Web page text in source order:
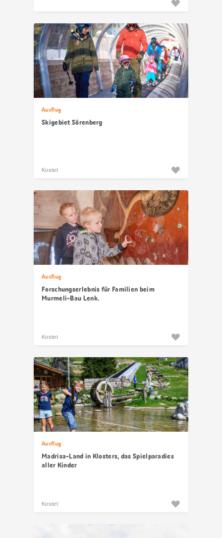
Ausflug
Skigebiet Sörenberg
Kostet
Ausflug
Forschungserlebnis für Familien beim
Murmeli-Bau Lenk.
Kostet
Ausflug
Madrisa-Land in Klosters, das Spielparadies
aller Kinder
Kostet